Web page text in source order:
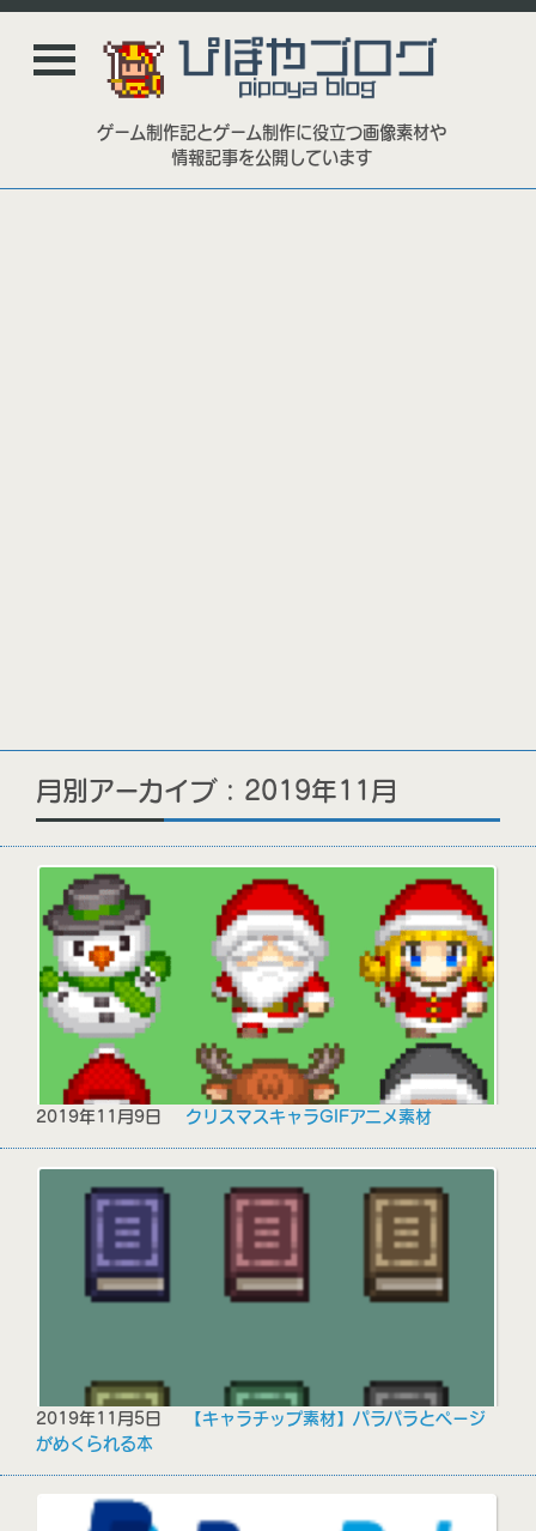
ゲーム制作記とゲーム制作に役立つ画像素材や
情報記事を公開しています
月別アーカイブ : 2019年11月
2019年11月9日 クリスマスキャラGIFアニメ素材
2019年11月5日
【キャラチップ素材】パラパラとページ
がめくられる本